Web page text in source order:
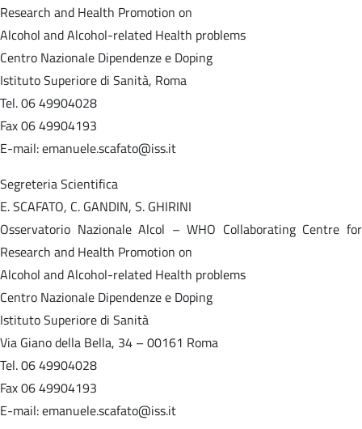
Research and Health Promotion on
Alcohol and Alcohol-related Health problems
Centro Nazionale Dipendenze e Doping
Istituto Superiore di Sanità, Roma
Tel. 06 49904028
Fax 06 49904193
E-mail: emanuele.scafato@iss.it
Segreteria Scientifica
E. SCAFATO, C. GANDIN, S. GHIRINI
Osservatorio Nazionale Alcol – WHO Collaborating Centre for
Research and Health Promotion on
Alcohol and Alcohol-related Health problems
Centro Nazionale Dipendenze e Doping
Istituto Superiore di Sanità
Via Giano della Bella, 34 – 00161 Roma
Tel. 06 49904028
Fax 06 49904193
E-mail: emanuele.scafato@iss.it